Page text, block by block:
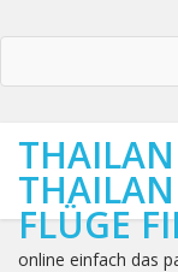
FLÜGE
online einfach das